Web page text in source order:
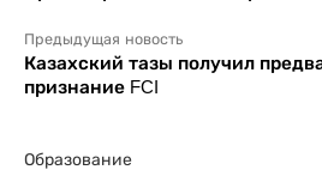
Предыдущая новость
Казахский тазы получил
признание FCI
Образование